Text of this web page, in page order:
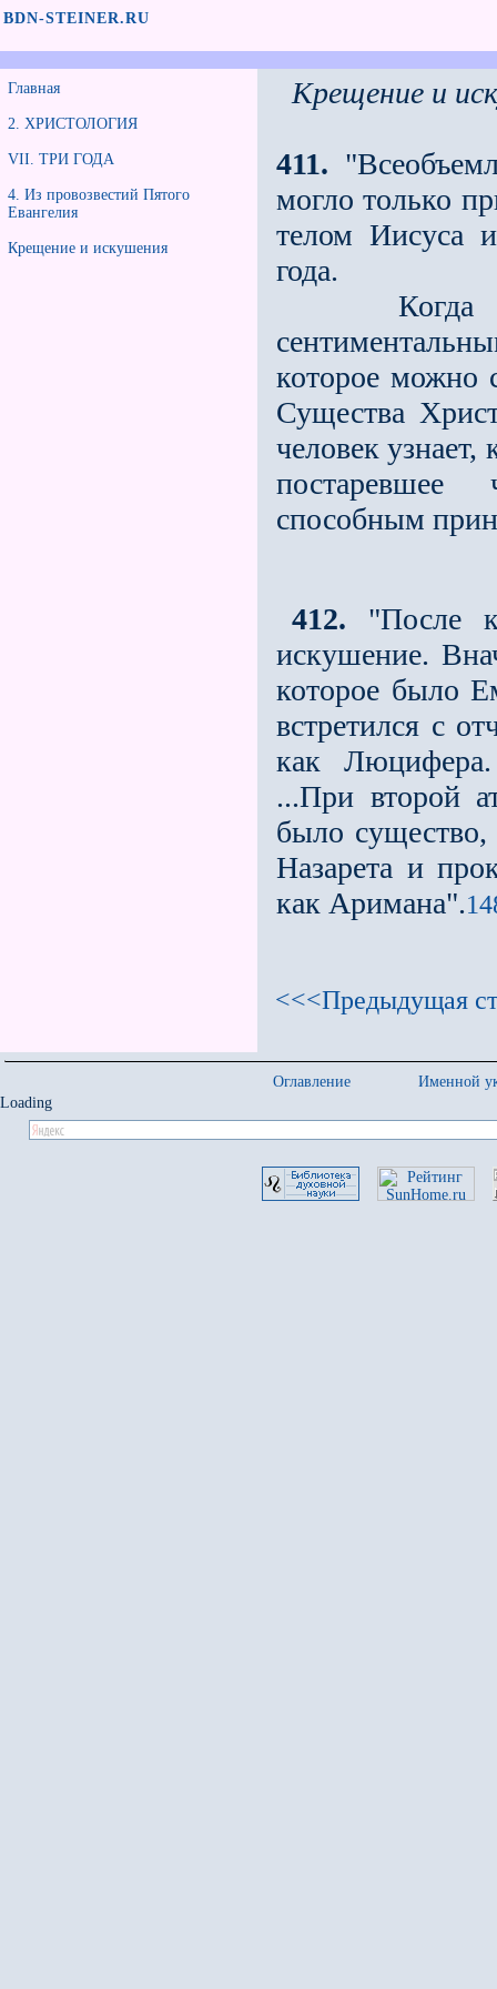
BDN-STEINER.RU
Главная
2. ХРИСТОЛОГИЯ
VII. ТРИ ГОДА
4. Из провозвестий Пятого
Евангелия
Крещение и искушения
Крещение и
411.
могло только
телом Иисуса
года.
Когда
которое можно
Существа
человек
постаревшее
способным
412. "После
искушение.
которое было
встретился с
как Люцифера.
...При второй
было
Назарета и
как Аримана".
<<<Предыдущая
Оглавление
Именной
Loading